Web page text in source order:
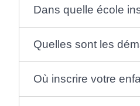
Dans quelle école
Quelles sont les
Où inscrire votre